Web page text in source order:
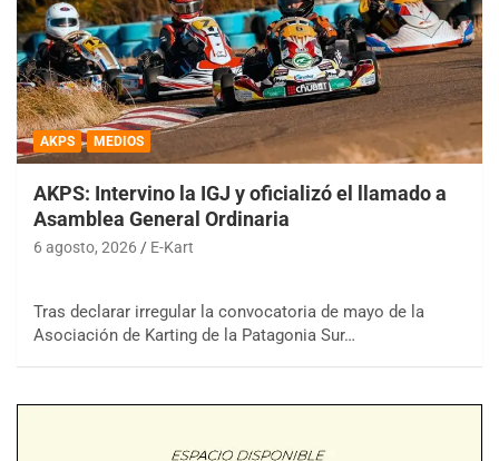
AKPS MEDIOS
AKPS: Intervino la IGJ y oficializó el llamado a
Asamblea General Ordinaria
6 agosto, 2026 E-Kart
Tras declarar irregular la convocatoria de mayo de la
Asociación de Karting de la Patagonia Sur…